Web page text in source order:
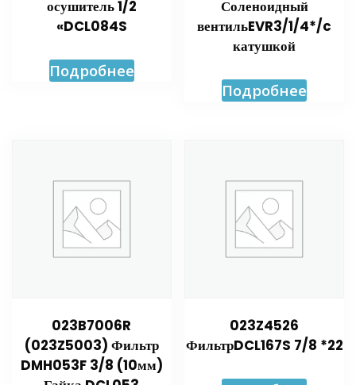
осушитель 1/2
«DCL084S
Подробнее
Соленоидный
вентильEVR3/1/4*/c
катушкой
Подробнее
023B7006R
(023Z5003) Фильтр
DMH053F 3/8 (10мм)
023Z4526
ФильтрDCL167S 7/8 *22